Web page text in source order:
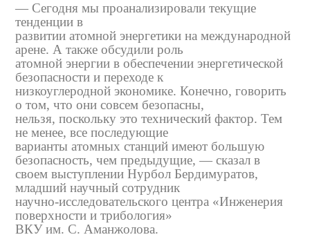
— Сегодня мы проанализировали текущие
тенденции в
развитии атомной энергетики на международной
арене. А также обсудили роль
атомной энергии в обеспечении энергетической
безопасности и переходе к
низкоуглеродной экономике. Конечно, говорить
о том, что они совсем безопасны,
нельзя, поскольку это технический фактор. Тем
не менее, все последующие
варианты атомных станций имеют большую
безопасность, чем предыдущие, — сказал в
своем выступлении Нурбол Бердимуратов,
младший научный сотрудник
научно-исследовательского центра «Инженерия
поверхности и трибология»
ВКУ им. С. Аманжолова.